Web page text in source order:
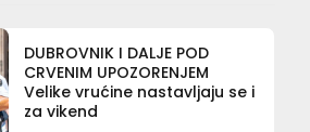
DUBROVNIK I DALJE POD
CRVENIM UPOZORENJEM
Velike vrućine nastavljaju se i
za vikend